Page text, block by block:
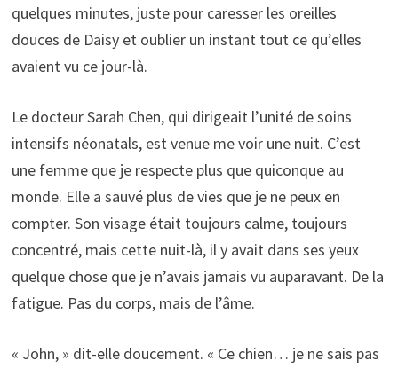
quelques minutes, juste pour caresser les oreilles
douces de Daisy et oublier un instant tout ce qu’elles
avaient vu ce jour-là.
Le docteur Sarah Chen, qui dirigeait l’unité de soins
intensifs néonatals, est venue me voir une nuit. C’est
une femme que je respecte plus que quiconque au
monde. Elle a sauvé plus de vies que je ne peux en
compter. Son visage était toujours calme, toujours
concentré, mais cette nuit-là, il y avait dans ses yeux
quelque chose que je n’avais jamais vu auparavant. De la
fatigue. Pas du corps, mais de l’âme.
« John, » dit-elle doucement. « Ce chien… je ne sais pas